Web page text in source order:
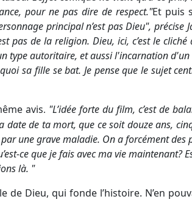
pour ne pas dire de respect."Et puis
principal n’est pas Dieu", précise
pas de la religion. Dieu, ici, c’est le cliché
type autoritaire, et aussi l'incarnation d'un
quoi sa fille se bat. Je pense que le sujet
avis. "L’idée forte du film, c’est de
de ta mort, que ce soit douze ans,
une grave maladie. On a forcément des
ce que je fais avec ma vie maintenant?
là. "
de Dieu, qui fonde l’histoire. N’en